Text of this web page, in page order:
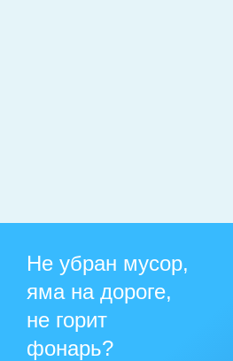
Не убран мусор,
яма на дороге,
не горит
фонарь?